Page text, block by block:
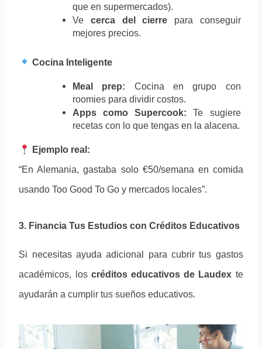
que en supermercados).
Ve cerca del cierre para conseguir
mejores precios.
Cocina Inteligente
Meal prep: Cocina en grupo con
roomies para dividir costos.
Apps como Supercook: Te sugiere
recetas con lo que tengas en la alacena.
Ejemplo real:
“En Alemania, gastaba solo €50/semana en comida
usando Too Good To Go y mercados locales”.
3. Financia Tus Estudios con Créditos Educativos
Si necesitas ayuda adicional para cubrir tus gastos
académicos, los créditos educativos de Laudex te
ayudarán a cumplir tus sueños educativos.